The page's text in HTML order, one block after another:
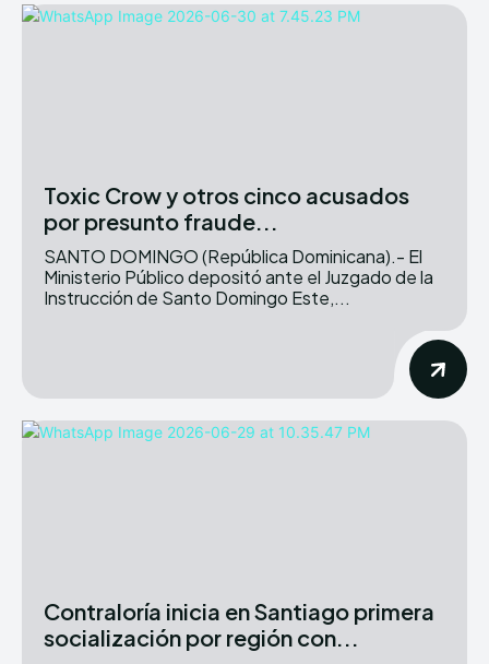
Toxic Crow y otros cinco acusados
por presunto fraude...
SANTO DOMINGO (República Dominicana).- El
Ministerio Público depositó ante el Juzgado de la
Instrucción de Santo Domingo Este,...
Contraloría inicia en Santiago primera
socialización por región con...